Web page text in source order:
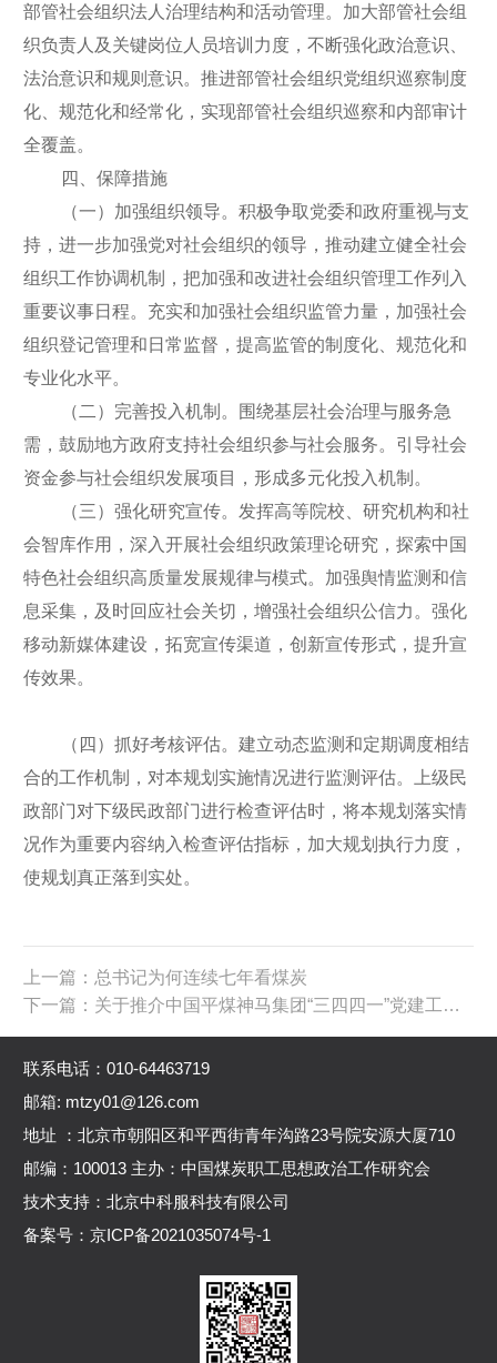
部管社会组织法人治理结构和活动管理。加大部管社会组
织负责人及关键岗位人员培训力度，不断强化政治意识、
法治意识和规则意识。推进部管社会组织党组织巡察制度
化、规范化和经常化，实现部管社会组织巡察和内部审计
全覆盖。
四、保障措施
（一）加强组织领导。积极争取党委和政府重视与支
持，进一步加强党对社会组织的领导，推动建立健全社会
组织工作协调机制，把加强和改进社会组织管理工作列入
重要议事日程。充实和加强社会组织监管力量，加强社会
组织登记管理和日常监督，提高监管的制度化、规范化和
专业化水平。
（二）完善投入机制。围绕基层社会治理与服务急
需，鼓励地方政府支持社会组织参与社会服务。引导社会
资金参与社会组织发展项目，形成多元化投入机制。
（三）强化研究宣传。发挥高等院校、研究机构和社
会智库作用，深入开展社会组织政策理论研究，探索中国
特色社会组织高质量发展规律与模式。加强舆情监测和信
息采集，及时回应社会关切，增强社会组织公信力。强化
移动新媒体建设，拓宽宣传渠道，创新宣传形式，提升宣
传效果。
（四）抓好考核评估。建立动态监测和定期调度相结
合的工作机制，对本规划实施情况进行监测评估。上级民
政部门对下级民政部门进行检查评估时，将本规划落实情
况作为重要内容纳入检查评估指标，加大规划执行力度，
使规划真正落到实处。
上一篇：总书记为何连续七年看煤炭
下一篇：关于推介中国平煤神马集团“三四四一”党建工作机制的意见
联系电话：010-64463719
邮箱: mtzy01@126.com
地址 ：北京市朝阳区和平西街青年沟路23号院安源大厦710
邮编：100013 主办：中国煤炭职工思想政治工作研究会
技术支持：北京中科服科技有限公司
备案号： 京ICP备2021035074号-1